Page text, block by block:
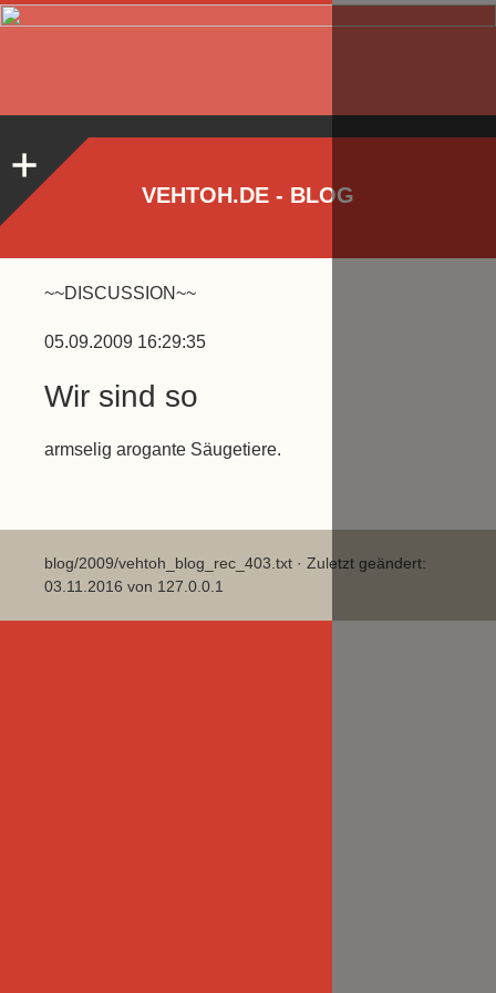
VEHTOH.DE - BLOG
~~DISCUSSION~~
05.09.2009 16:29:35
Wir sind so
armselig arogante Säugetiere.
blog/2009/vehtoh_blog_rec_403.txt · Zuletzt geändert:
03.11.2016 von 127.0.0.1